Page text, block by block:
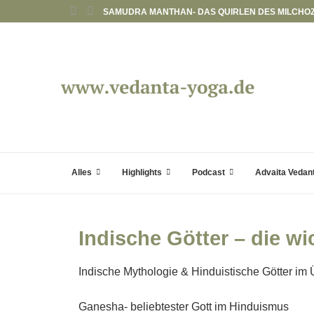
SAMUDRA MANTHAN- DAS QUIRLEN DES
Alles Highlights Podcast Advaita
Indische Götter – die
Indische Mythologie & Hinduistische Götter im
Ganesha- beliebtester Gott im Hinduismus